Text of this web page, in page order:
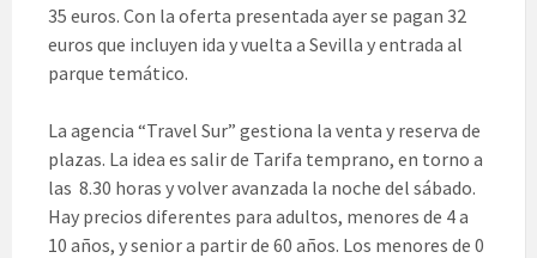
35 euros. Con la oferta presentada ayer se pagan 32
euros que incluyen ida y vuelta a Sevilla y entrada al
parque temático.
La agencia “Travel Sur” gestiona la venta y reserva de
plazas. La idea es salir de Tarifa temprano, en torno a
las 8.30 horas y volver avanzada la noche del sábado.
Hay precios diferentes para adultos, menores de 4 a
10 años, y senior a partir de 60 años. Los menores de 0